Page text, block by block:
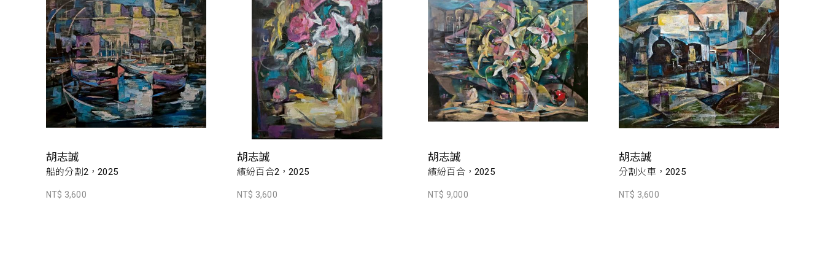
胡志誠
船的分割2，2025
NT$ 3,600
胡志誠
繽紛百合2，2025
NT$ 3,600
胡志誠
繽紛百合，2025
NT$ 9,000
胡志誠
分割火車，2025
NT$ 3,600